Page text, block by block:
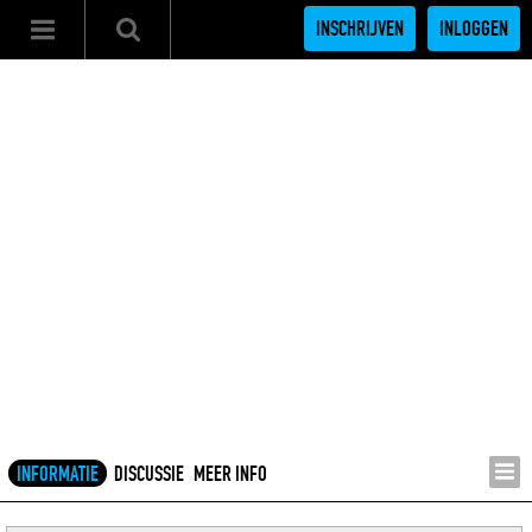
INSCHRIJVEN INLOGGEN
INFORMATIE DISCUSSIE MEER INFO